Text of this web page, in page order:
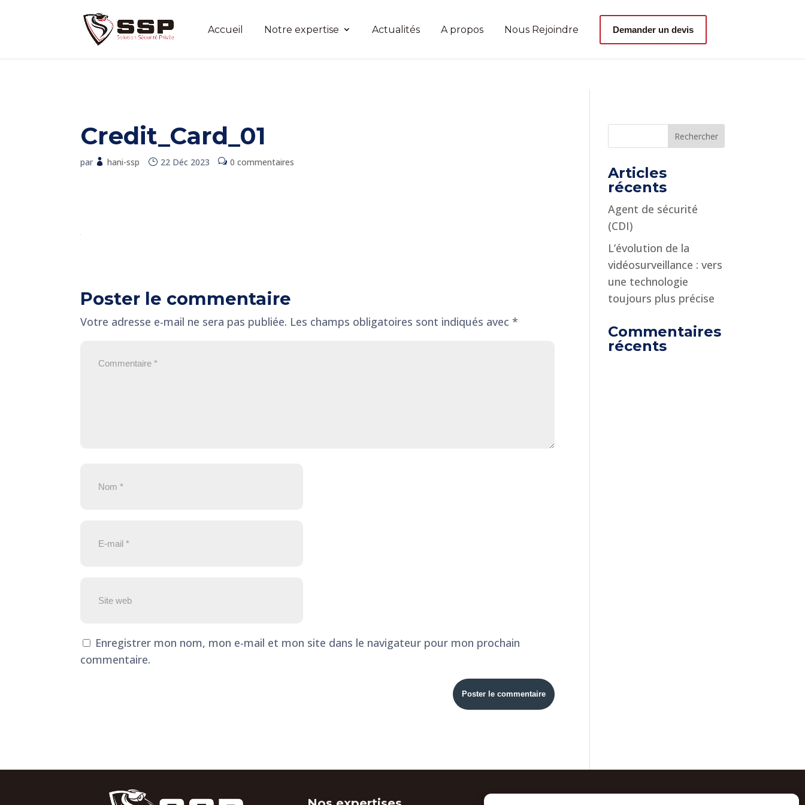
Accueil Notre expertise Actualités A propos Nous Rejoindre Demander un devis
Credit_Card_01
par hani-ssp 22 Déc 2023 0 commentaires
Poster le commentaire
Votre adresse e-mail ne sera pas publiée. Les champs obligatoires sont indiqués avec*
Enregistrer mon nom, mon e-mail et mon site dans le navigateur pour mon prochain
commentaire.
Articles
récents
Agent de sécurité
(CDI)
L’évolution de la
vidéosurveillance : vers
une technologie
toujours plus précise
Commentaires
récents